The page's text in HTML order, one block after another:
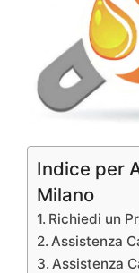
Indice per
Milano
Richiedi un
Assistenza
Assistenza